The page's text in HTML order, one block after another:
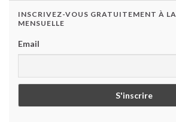
INSCRIVEZ-VOUS GRATUITEMENT À
MENSUELLE
Email